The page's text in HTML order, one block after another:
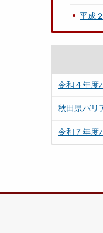
平成
令和４年度
秋田県バリ
令和７年度